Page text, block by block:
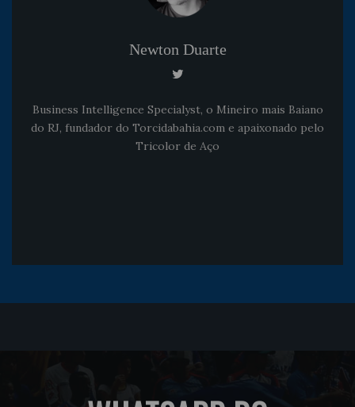
Newton Duarte
Business Intelligence Specialyst, o Mineiro mais Baiano
do RJ, fundador do Torcidabahia.com e apaixonado pelo
Tricolor de Aço